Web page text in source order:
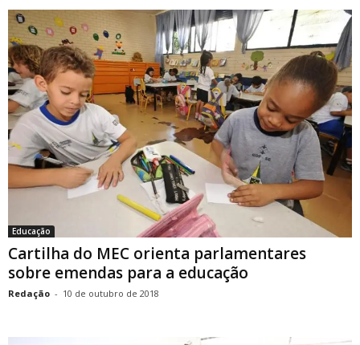
Educação
Cartilha do MEC orienta parlamentares
sobre emendas para a educação
Redação - 10 de outubro de 2018